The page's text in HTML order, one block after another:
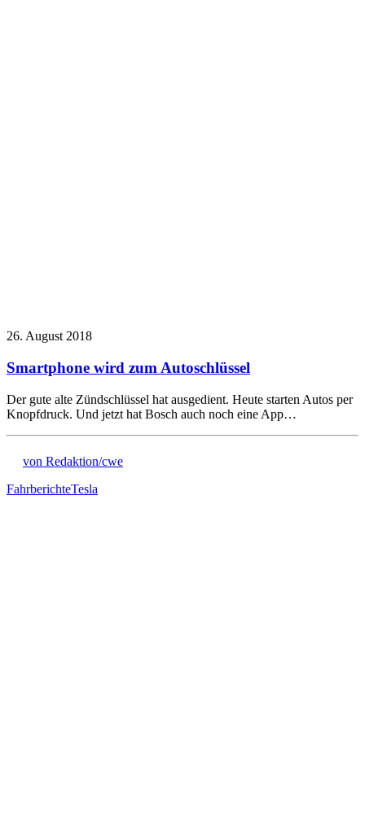
26. August 2018
Smartphone wird zum Autoschlüssel
Der gute alte Zündschlüssel hat ausgedient. Heute starten Autos per
Knopfdruck. Und jetzt hat Bosch auch noch eine App…
von Redaktion/cwe
FahrberichteTesla